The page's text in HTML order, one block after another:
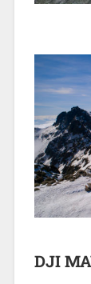
DJI